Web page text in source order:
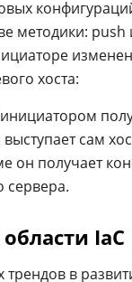
методики:
хоста:
сам
он получает
сервера.
IaC
в